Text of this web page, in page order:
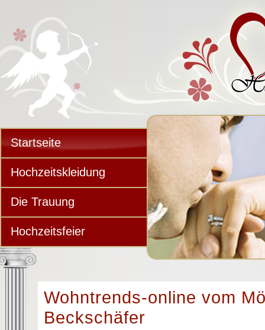
Startseite
Hochzeitskleidung
Die Trauung
Hochzeitsfeier
Wohntrends-online vom
Beckschäfer